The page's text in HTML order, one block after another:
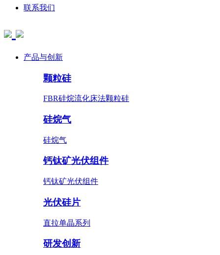
联系我们
产品与创新
颗粒硅
FBR硅烷流化床法颗粒硅
硅烷气
硅烷气
钙钛矿光伏组件
钙钛矿光伏组件
光伏硅片
直拉单晶系列
研发创新